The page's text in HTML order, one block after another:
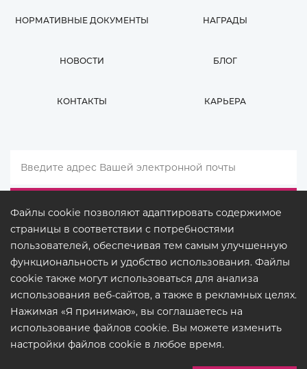
НОРМАТИВНЫЕ ДОКУМЕНТЫ НАГРАДЫ
НОВОСТИ БЛОГ
КОНТАКТЫ КАРЬЕРА
ПРАВОВЫЕ ДОКУМЕНТЫ
Файлы cookie позволяют адаптировать содержимое
страницы в соответствии с потребностями
пользователей, обеспечивая тем самым улучшенную
функциональность и удобство использования. Файлы
cookie также могут использоваться для анализа
использования веб-сайтов, а также в рекламных целях.
Нажимая «Я принимаю», вы соглашаетесь на
использование файлов cookie. Вы можете изменить
настройки файлов cookie в любое время.